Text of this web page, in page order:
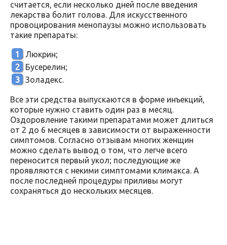
считается, если несколько дней после введения
лекарства болит голова. Для искусственного
провоцирования менопаузы можно использовать
такие препараты:
Люкрин;
Бусерелин;
Золадекс.
Все эти средства выпускаются в форме инъекций,
которые нужно ставить один раз в месяц.
Оздоровление такими препаратами может длиться
от 2 до 6 месяцев в зависимости от выраженности
симптомов. Согласно отзывам многих женщин
можно сделать вывод о том, что легче всего
переносится первый укол; последующие же
проявляются с некими симптомами климакса. А
после последней процедуры приливы могут
сохраняться до нескольких месяцев.